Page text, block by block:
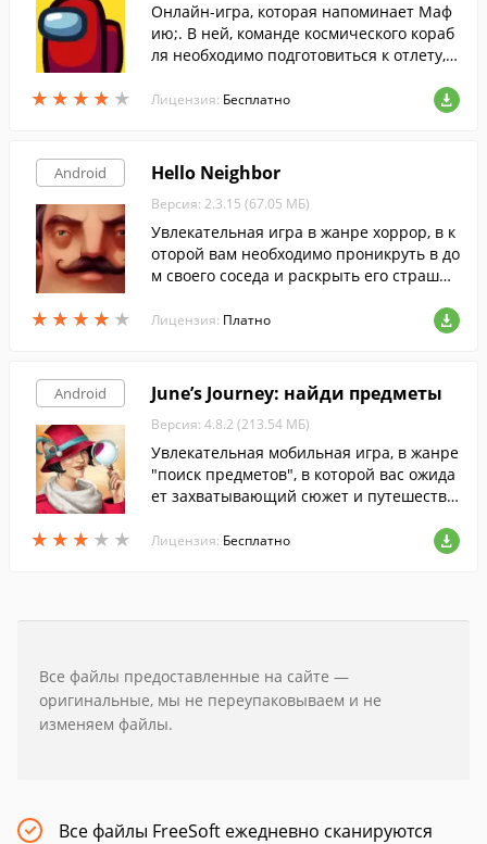
★ ★ ★ ★ ★
★ ★ ★ ★ ★
Онлайн-игра, которая напоминает Маф
ию;. В ней, команде космического кораб
ля необходимо подготовиться к отлету, н
лей на борту.
Лицензия: Бесплатно
Android
★ ★ ★ ★ ★
★ ★ ★ ★ ★
Hello Neighbor
Версия: 2.3.15 (67.05 МБ)
Увлекательная игра в жанре хоррор, в к
оторой вам необходимо проникруть в до
м своего соседа и раскрыть его страшну
Лицензия: Платно
Android
★ ★ ★ ★ ★
★ ★ ★ ★ ★
June’s Journey: найди предметы
Версия: 4.8.2 (213.54 МБ)
Увлекательная мобильная игра, в жанре
"поиск предметов", в которой вас ожида
ет захватывающий сюжет и путешестви
Лицензия: Бесплатно
Все файлы предоставленные на сайте —
оригинальные, мы не переупаковываем и не
изменяем файлы.
Все файлы FreeSoft ежедневно сканируются